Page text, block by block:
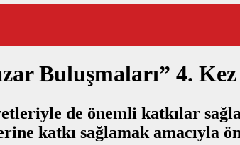
Buluşmaları” 4.
de önemli katkılar
katkı sağlamak amacıyla